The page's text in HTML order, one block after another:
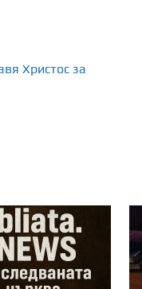
Христос за